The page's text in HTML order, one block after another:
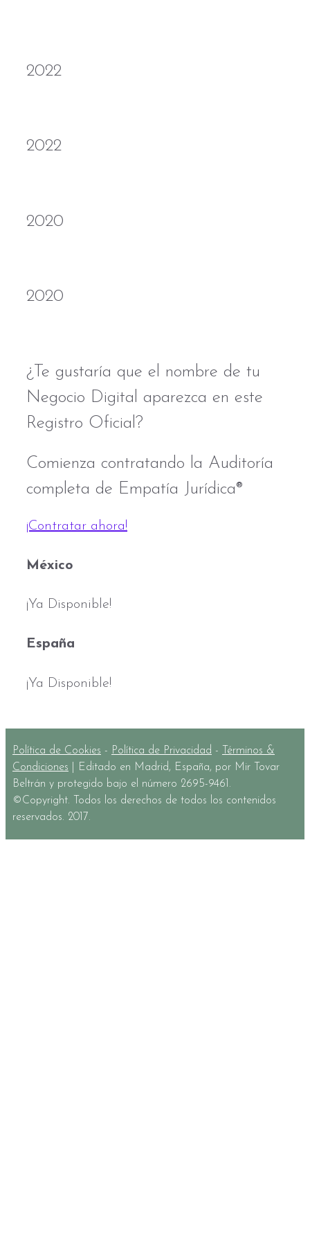
2022
2022
2020
2020
¿Te gustaría que el nombre de tu
Negocio Digital aparezca en este
Registro Oficial?
Comienza contratando la Auditoría
completa de Empatía Jurídica®
¡Contratar ahora!
México
¡Ya Disponible!
España
¡Ya Disponible!
Política de Cookies - Política de Privacidad -
Términos &
Condiciones | Editado en Madrid, España, por Mir Tovar
Beltrán y protegido bajo el número 2695-9461.
©Copyright. Todos los derechos de todos los contenidos
reservados. 2017.